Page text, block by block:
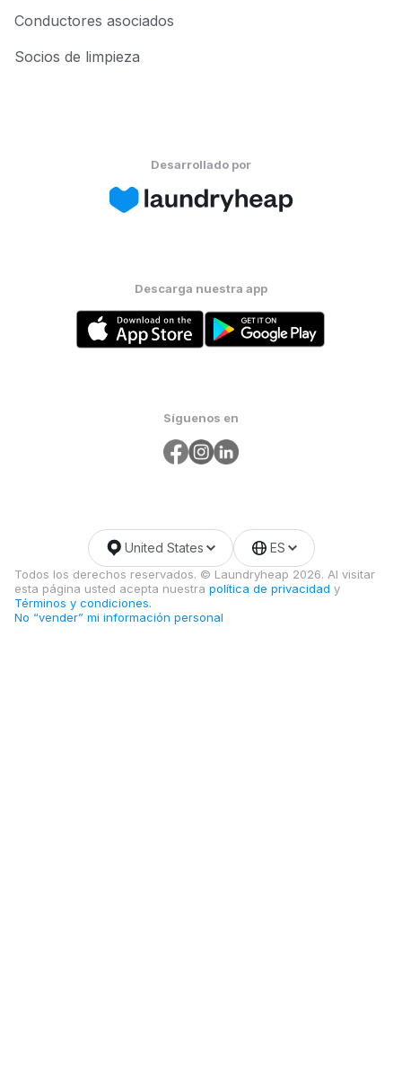
Conductores asociados
Socios de limpieza
Desarrollado por
Descarga nuestra app
Síguenos en
Todos los derechos reservados. © Laundryheap 2026. Al visitar
esta página usted acepta nuestra política de privacidad y
Términos y condiciones.
No “vender” mi información personal
United States ES